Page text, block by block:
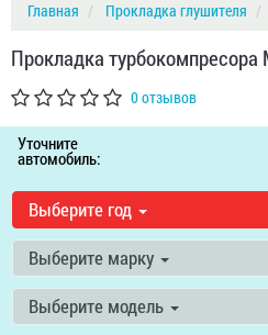
Главная Прокладка глушителя
Прокладка турбокомпресора
0 отзывов
Уточните
автомобиль:
Выберите год
Выберите марку
Выберите модель